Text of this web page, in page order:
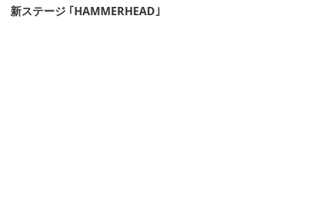
新ステージ ｢HAMMERHEAD｣